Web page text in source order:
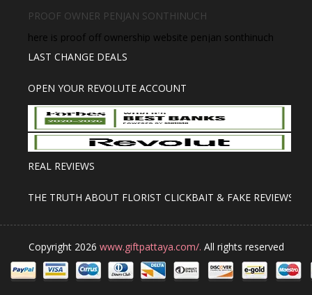
PROOF OWNER PENJAN SONTHINUCH
here is proof off ownership website penjan sonthinuch
LAST CHANGE DEALS
OPEN YOUR REVOLUTE ACCOUNT
REAL REVIEWS
THE TRUTH ABOUT FLORIST CLICKBAIT & FAKE REVIEWS
Copyright 2026 www.giftpattaya.com/. All rights reserved